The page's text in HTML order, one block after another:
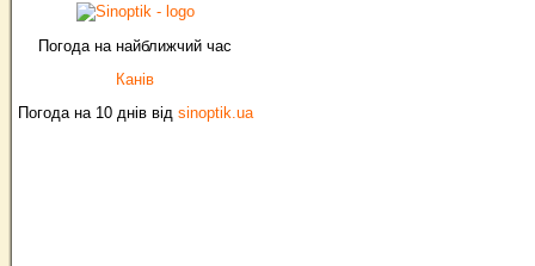
Погода на найближчий час
Канів
Погода на 10 днів від sinoptik.ua